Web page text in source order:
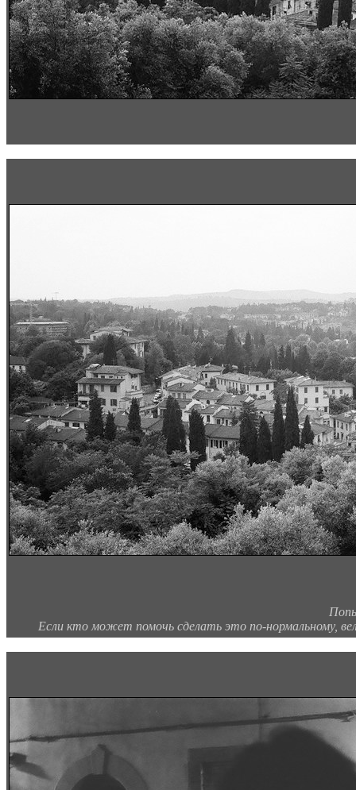
Если кто может помочь сделать это по-нормальному,